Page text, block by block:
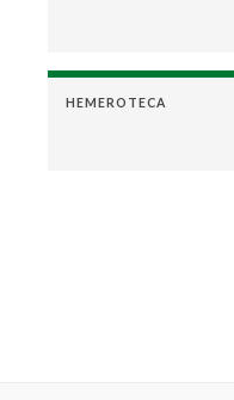
HEMEROTECA